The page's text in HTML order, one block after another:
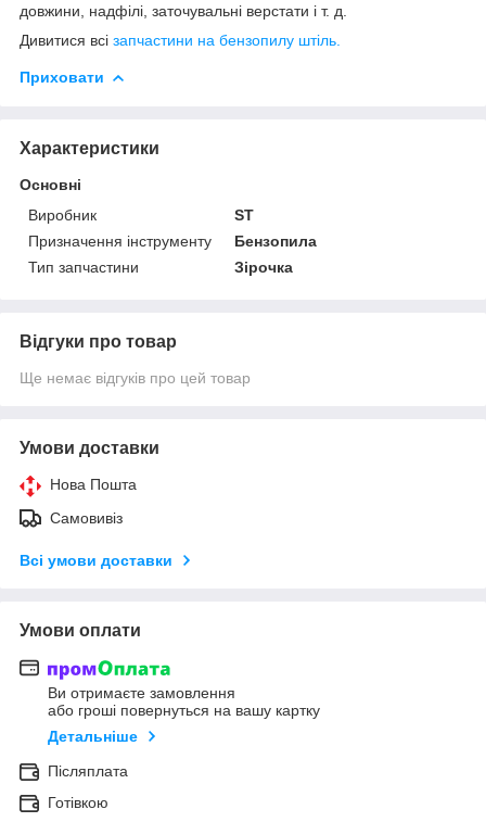
довжини, надфілі, заточувальні верстати і т. д.
Дивитися всі запчастини на бензопилу штіль.
Приховати
Характеристики
Основні
Виробник
ST
Призначення інструменту
Бензопила
Тип запчастини
Зірочка
Відгуки про товар
Ще немає відгуків про цей товар
Умови доставки
Нова Пошта
Самовивіз
Всі умови доставки
Умови оплати
Ви отримаєте замовлення
або гроші повернуться на вашу картку
Детальніше
Післяплата
Готівкою